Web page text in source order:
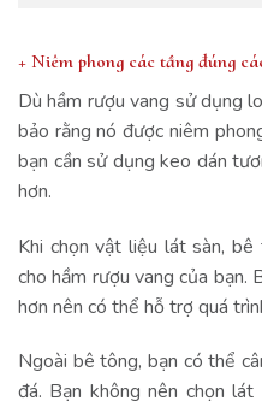
+ Niêm phong các tầng đúng
Dù hầm rượu vang sử dụng
bảo rằng nó được niêm
bạn cần sử dụng keo dán
hơn.
Khi chọn vật liệu lát sàn,
cho hầm rượu vang của
hơn nên có thể hỗ trợ quá
Ngoài bê tông, bạn có thể
đá. Bạn không nên chọn